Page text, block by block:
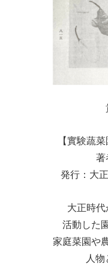
【實験蔬
発行：大
大正時
活動した
家庭菜園や
人